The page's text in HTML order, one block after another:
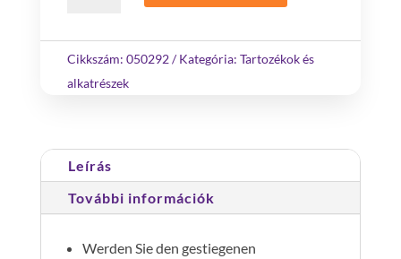
lépcső
mennyiség
Cikkszám: 050292 Kategória: Tartozékok és
alkatrészek
Leírás
További információk
Werden Sie den gestiegenen